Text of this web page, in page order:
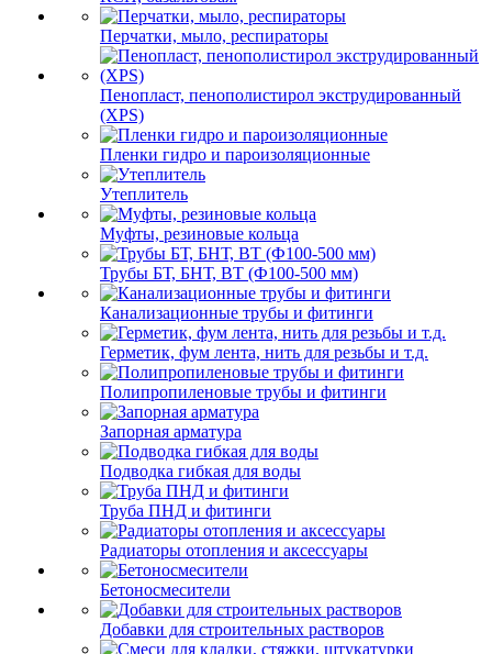
Перчатки, мыло, респираторы
Пенопласт, пенополистирол экструдированный
(XPS)
Пленки гидро и пароизоляционные
Утеплитель
Муфты, резиновые кольца
Трубы БТ, БНТ, ВТ (Ф100-500 мм)
Канализационные трубы и фитинги
Герметик, фум лента, нить для резьбы и т.д.
Полипропиленовые трубы и фитинги
Запорная арматура
Подводка гибкая для воды
Труба ПНД и фитинги
Радиаторы отопления и аксессуары
Бетоносмесители
Добавки для строительных растворов